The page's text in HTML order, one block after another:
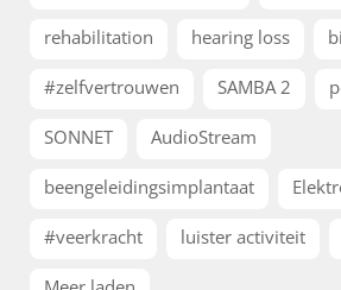
rehabilitation hearing loss
#zelfvertrouwen SAMBA 2
SONNET AudioStream
beengeleidingsimplantaat
#veerkracht luister activiteit